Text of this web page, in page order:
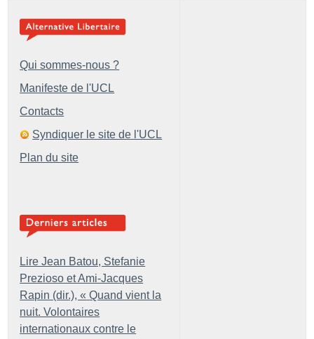
Qui sommes-nous ?
Manifeste de l'UCL
Contacts
Syndiquer le site de l'UCL
Plan du site
Lire Jean Batou, Stefanie
Prezioso et Ami-Jacques
Rapin (dir.), « Quand vient la
nuit. Volontaires
internationaux contre le